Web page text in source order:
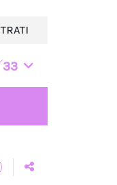
33